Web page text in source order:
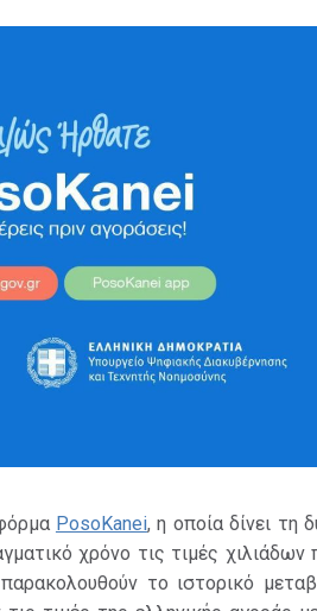
PosoKanei, η οποία δίνει τη
χρόνο τις τιμές χιλιάδων
το ιστορικό